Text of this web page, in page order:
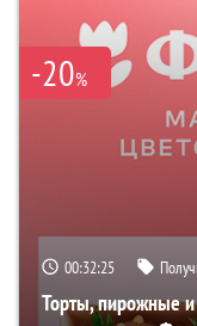
-20%
00:32:24
Торты, пирожные и